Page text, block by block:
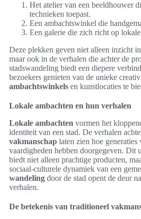
Het atelier van een beeldhouwer
technieken toepast.
Een ambachtswinkel die
Een galerie die zich richt op
Deze plekken geven niet alleen inzicht
maar ook in de verhalen die achter de
stadswandeling biedt een diepere
bezoekers genieten van de unieke
ambachtswinkels en kunstlocaties te
Lokale ambachten en hun verhalen
Lokale ambachten vormen het
identiteit van een stad. De verhalen
vakmanschap laten zien hoe
vaardigheden hebben doorgegeven. Dit
biedt niet alleen prachtige producten,
sociaal-culturele dynamiek van een
wandeling door de stad opent de deur
verhalen.
De betekenis van traditioneel